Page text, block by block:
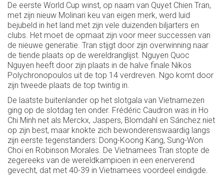
De eerste World Cup winst, op naam van Quyet Chien Tran,
met zijn nieuw Molinari keu van eigen merk, werd luid
bejubeld in het land met zijn vele duizenden biljarters en
clubs. Het moet de opmaat zijn voor meer successen van
de nieuwe generatie. Tran stijgt door zijn overwinning naar
de tiende plaats op de wereldranglijst. Nguyen Quoc
Nguyen heeft door zijn plaats in de halve finale Nikos
Polychronopoulos uit de top 14 verdreven. Ngo komt door
zijn tweede plaats de top twintig in.
De laatste buitenlander op het slotgala van Vietnamezen
ging op de slotdag ten onder. Frédéric Caudron was in Ho
Chi Minh net als Merckx, Jaspers, Blomdahl en Sánchez niet
op zijn best, maar knokte zich bewonderenswaardig langs
zijn eerste tegenstanders: Dong-Koong Kang, Sung-Won
Choi en Robinson Morales. De Vietnamees Tran stopte de
zegereeks van de wereldkampioen in een enerverend
gevecht, dat met 40-39 in Vietnamees voordeel eindigde.